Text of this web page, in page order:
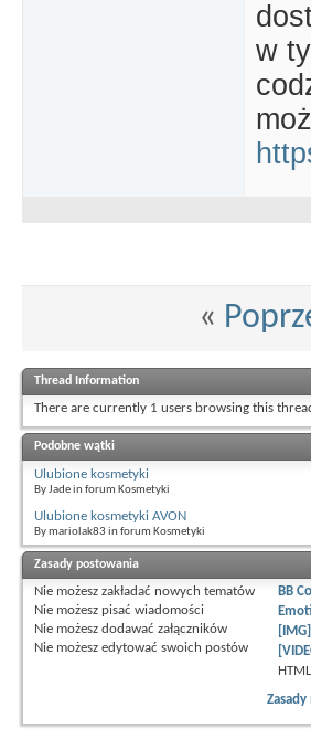
w
«
Thread Information
There are currently 1 users browsing this
Podobne wątki
Ulubione kosmetyki
By Jade in forum Kosmetyki
Ulubione kosmetyki AVON
By mariolak83 in forum Kosmetyki
Zasady postowania
Nie możesz zakładać nowych tematów
Nie możesz pisać wiadomości
Nie możesz dodawać załączników
Nie możesz edytować swoich postów
BB
[IMG]